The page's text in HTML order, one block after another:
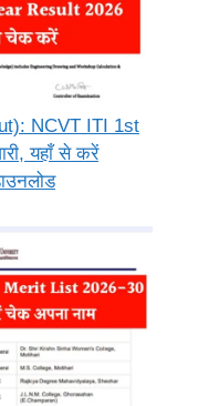
NCVT ITI 1st
यहाँ से करें